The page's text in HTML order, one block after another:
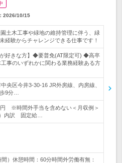
2026/10/15
園土木工事や緑地の維持管理に伴う、緑
験からチャレンジできる仕事です！
が好きな方】◆要普免(AT限定可) ◆高卒
事のいずれかに関わる業務経験ある方
央区今井3-30-16 JR外房線、内房線、
9分…
円 ※時間外手当を含めない＜月収例＞
内訳 固定給…
）休憩時間：60分時間外労働有無：